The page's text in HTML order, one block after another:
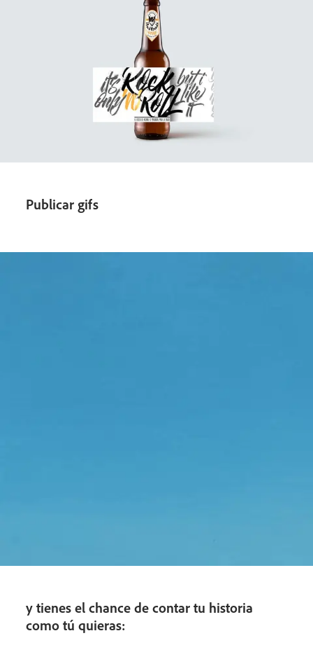
Publicar gifs
y tienes el chance de contar tu historia
como tú quieras: